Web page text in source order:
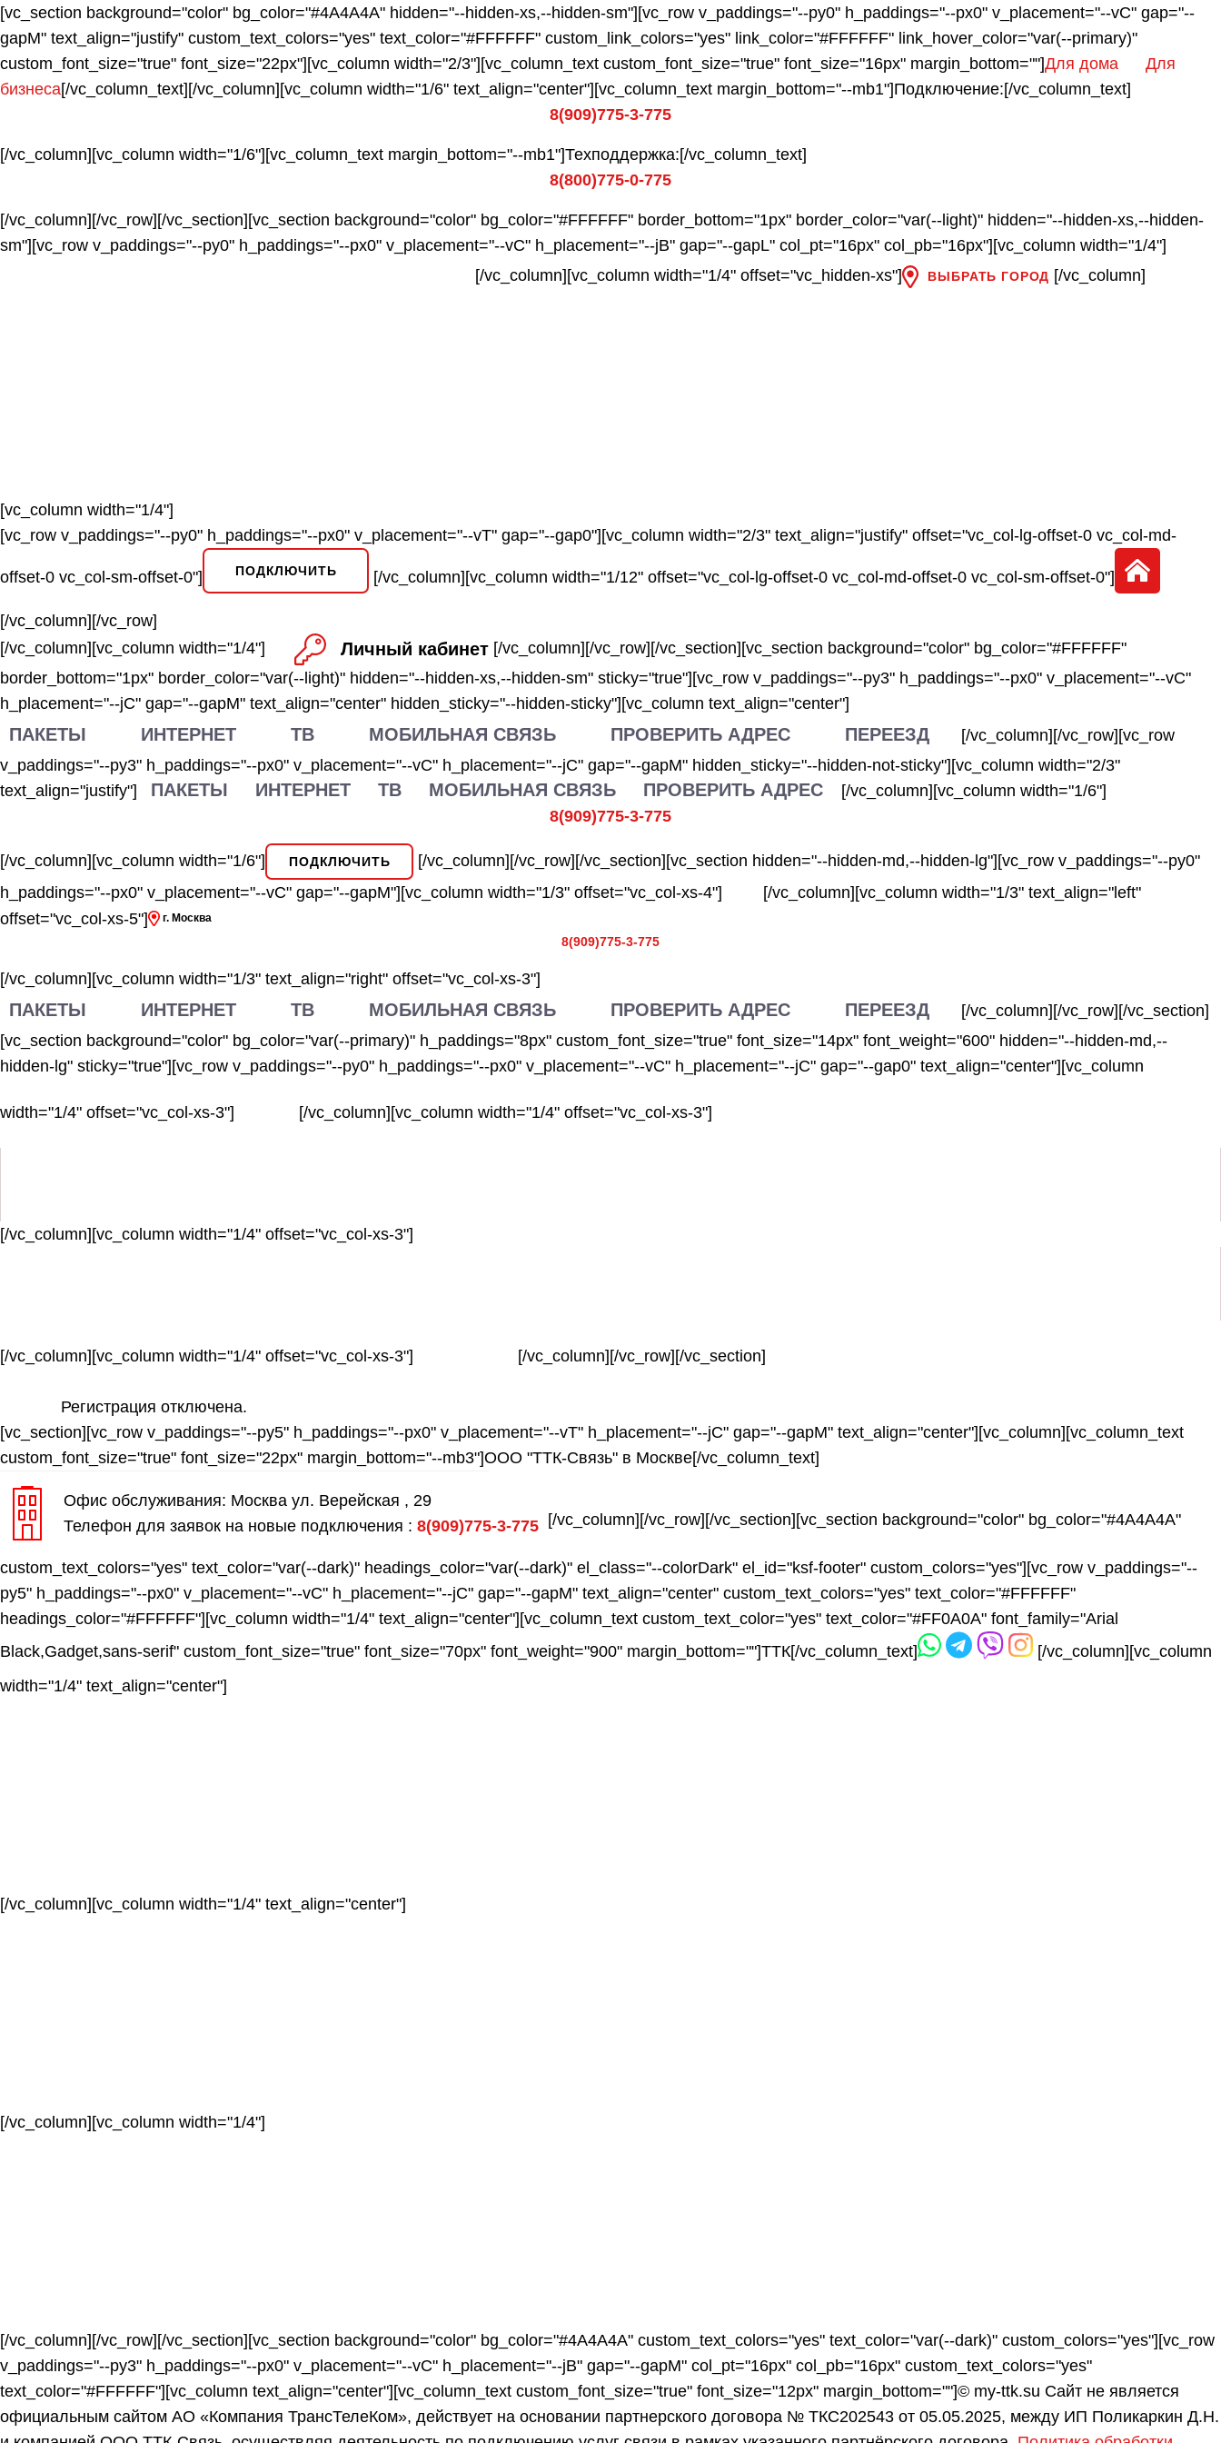
[vc_section background="color" bg_color="#4A4A4A" hidden="--hidden-xs,--hidden-sm"][vc_row v_paddings="--py0" h_paddings="--px0" v_placement="--vC" gap="--
gapM" text_align="justify" custom_text_colors="yes" text_color="#FFFFFF" custom_link_colors="yes" link_color="#FFFFFF" link_hover_color="var(--primary)"
custom_font_size="true" font_size="22px"][vc_column width="2/3"][vc_column_text custom_font_size="true" font_size="16px" margin_bottom=""]Для дома
Для
бизнеса[/vc_column_text][/vc_column][vc_column width="1/6" text_align="center"][vc_column_text margin_bottom="--mb1"]Подключение:[/vc_column_text]
8(909)775-3-775
[/vc_column][vc_column width="1/6"][vc_column_text margin_bottom="--mb1"]Техподдержка:[/vc_column_text]
8(800)775-0-775
[/vc_column][/vc_row][/vc_section][vc_section background="color" bg_color="#FFFFFF" border_bottom="1px" border_color="var(--light)" hidden="--hidden-xs,--hidden-
sm"][vc_row v_paddings="--py0" h_paddings="--px0" v_placement="--vC" h_placement="--jB" gap="--gapL" col_pt="16px" col_pb="16px"][vc_column width="1/4"]
[/vc_column][vc_column width="1/4" offset="vc_hidden-xs"]
ВЫБРАТЬ ГОРОД [/vc_column]
[vc_column width="1/4"]
[vc_row v_paddings="--py0" h_paddings="--px0" v_placement="--vT" gap="--gap0"][vc_column width="2/3" text_align="justify" offset="vc_col-lg-offset-0 vc_col-md-
offset-0 vc_col-sm-offset-0"] ПОДКЛЮЧИТЬ [/vc_column][vc_column width="1/12" offset="vc_col-lg-offset-0 vc_col-md-offset-0 vc_col-sm-offset-0"]
[/vc_column][/vc_row]
[/vc_column][vc_column width="1/4"]
Личный кабинет [/vc_column][/vc_row][/vc_section][vc_section background="color" bg_color="#FFFFFF"
border_bottom="1px" border_color="var(--light)" hidden="--hidden-xs,--hidden-sm" sticky="true"][vc_row v_paddings="--py3" h_paddings="--px0" v_placement="--vC"
h_placement="--jC" gap="--gapM" text_align="center" hidden_sticky="--hidden-sticky"][vc_column text_align="center"]
ПАКЕТЫ ИНТЕРНЕТ ТВ МОБИЛЬНАЯ СВЯЗЬ ПРОВЕРИТЬ АДРЕС ПЕРЕЕЗД
[/vc_column][/vc_row][vc_row
v_paddings="--py3" h_paddings="--px0" v_placement="--vC" h_placement="--jC" gap="--gapM" hidden_sticky="--hidden-not-sticky"][vc_column width="2/3"
text_align="justify"]
ПАКЕТЫ ИНТЕРНЕТ ТВ МОБИЛЬНАЯ СВЯЗЬ ПРОВЕРИТЬ АДРЕС
[/vc_column][vc_column width="1/6"]
8(909)775-3-775
[/vc_column][vc_column width="1/6"] ПОДКЛЮЧИТЬ
[/vc_column][/vc_row][/vc_section][vc_section hidden="--hidden-md,--hidden-lg"][vc_row v_paddings="--py0"
h_paddings="--px0" v_placement="--vC" gap="--gapM"][vc_column width="1/3" offset="vc_col-xs-4"]
[/vc_column][vc_column width="1/3" text_align="left"
offset="vc_col-xs-5"]
г. Москва
8(909)775-3-775
[/vc_column][vc_column width="1/3" text_align="right" offset="vc_col-xs-3"]
ПАКЕТЫ ИНТЕРНЕТ ТВ МОБИЛЬНАЯ СВЯЗЬ ПРОВЕРИТЬ АДРЕС ПЕРЕЕЗД
[/vc_column][/vc_row][/vc_section]
[vc_section background="color" bg_color="var(--primary)" h_paddings="8px" custom_font_size="true" font_size="14px" font_weight="600" hidden="--hidden-md,--
hidden-lg" sticky="true"][vc_row v_paddings="--py0" h_paddings="--px0" v_placement="--vC" h_placement="--jC" gap="--gap0" text_align="center"][vc_column
width="1/4" offset="vc_col-xs-3"]
[/vc_column][vc_column width="1/4" offset="vc_col-xs-3"]
[/vc_column][vc_column width="1/4" offset="vc_col-xs-3"]
[/vc_column][vc_column width="1/4" offset="vc_col-xs-3"]
[/vc_column][/vc_row][/vc_section]
Регистрация отключена.
[vc_section][vc_row v_paddings="--py5" h_paddings="--px0" v_placement="--vT" h_placement="--jC" gap="--gapM" text_align="center"][vc_column][vc_column_text
custom_font_size="true" font_size="22px" margin_bottom="--mb3"]ООО "ТТК-Связь" в Москве[/vc_column_text]
Офис обслуживания: Москва ул. Верейская , 29
Телефон для заявок на новые подключения : 8(909)775-3-775 [/vc_column][/vc_row][/vc_section][vc_section background="color" bg_color="#4A4A4A"
custom_text_colors="yes" text_color="var(--dark)" headings_color="var(--dark)" el_class="--colorDark" el_id="ksf-footer" custom_colors="yes"][vc_row v_paddings="--
py5" h_paddings="--px0" v_placement="--vC" h_placement="--jC" gap="--gapM" text_align="center" custom_text_colors="yes" text_color="#FFFFFF"
headings_color="#FFFFFF"][vc_column width="1/4" text_align="center"][vc_column_text custom_text_color="yes" text_color="#FF0A0A" font_family="Arial
Black,Gadget,sans-serif" custom_font_size="true" font_size="70px" font_weight="900" margin_bottom=""]ТТК[/vc_column_text]
[/vc_column][vc_column
width="1/4" text_align="center"]
[/vc_column][vc_column width="1/4" text_align="center"]
[/vc_column][vc_column width="1/4"]
[/vc_column][/vc_row][/vc_section][vc_section background="color" bg_color="#4A4A4A" custom_text_colors="yes" text_color="var(--dark)" custom_colors="yes"][vc_row
v_paddings="--py3" h_paddings="--px0" v_placement="--vC" h_placement="--jB" gap="--gapM" col_pt="16px" col_pb="16px" custom_text_colors="yes"
text_color="#FFFFFF"][vc_column text_align="center"][vc_column_text custom_font_size="true" font_size="12px" margin_bottom=""]© my-ttk.su Cайт не является
официальным сайтом АО «Компания ТрансТелеКом», действует на основании партнерского договора № ТКС202543 от 05.05.2025, между ИП Поликаркин Д.Н.